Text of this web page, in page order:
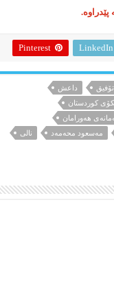
پێدراوە.
LinkedIn
Pinterest
تۆفیق
داعش
کوردستان
هەورامان
مەسعود محەمەد
نالی